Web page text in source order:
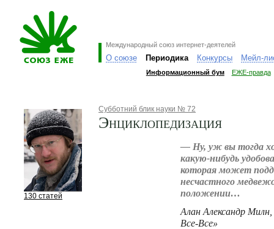
Международный союз интернет-деятелей
О союзе Периодика Конкурсы Мейл-
Информационный бум ЕЖЕ-правда
130 статей
Субботний блик науки № 72
Энциклопедизация
— Ну, уж вы тогда
какую-нибудь
которая может
несчастного
положении…
Алан Александр
Все-Все»